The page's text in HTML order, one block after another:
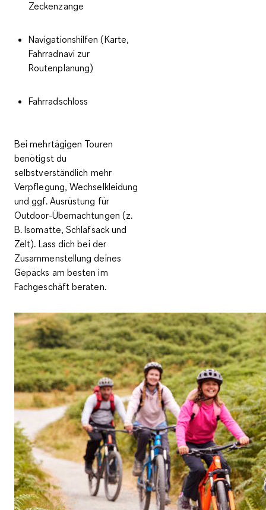
Zeckenzange
Navigationshilfen (Karte,
Fahrradnavi zur
Routenplanung)
Fahrradschloss
Bei mehrtägigen Touren
benötigst du
selbstverständlich mehr
Verpflegung, Wechselkleidung
und ggf. Ausrüstung für
Outdoor-Übernachtungen (z.
B. Isomatte, Schlafsack und
Zelt). Lass dich bei der
Zusammenstellung deines
Gepäcks am besten im
Fachgeschäft beraten.